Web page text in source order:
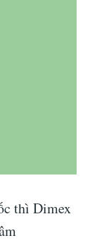
thì Dimex